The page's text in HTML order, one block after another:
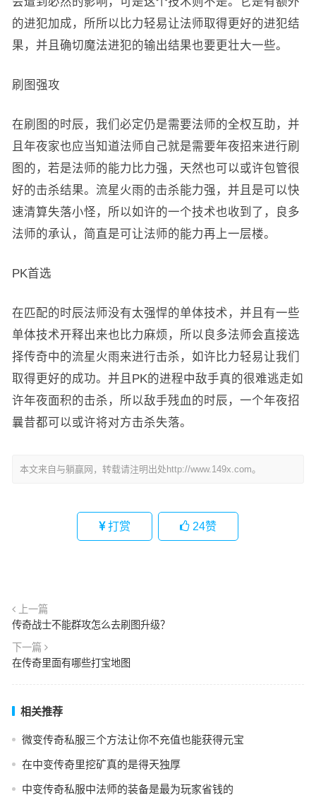
的进犯加成，所所以比力轻易让法师取得更好的进犯结
果，并且确切魔法进犯的输出结果也要更壮大一些。
刷图强攻
在刷图的时辰，我们必定仍是需要法师的全权互助，并
且年夜家也应当知道法师自己就是需要年夜招来进行刷
图的，若是法师的能力比力强，天然也可以或许包管很
好的击杀结果。流星火雨的击杀能力强，并且是可以快
速清算失落小怪，所以如许的一个技术也收到了，良多
法师的承认，简直是可让法师的能力再上一层楼。
PK首选
在匹配的时辰法师没有太强悍的单体技术，并且有一些
单体技术开释出来也比力麻烦，所以良多法师会直接选
择传奇中的流星火雨来进行击杀，如许比力轻易让我们
取得更好的成功。并且PK的进程中敌手真的很难逃走如
许年夜面积的击杀，所以敌手残血的时辰，一个年夜招
曩昔都可以或许将对方击杀失落。
本文来自与躺赢网，转载请注明出处http://www.149x.com。
打赏 24赞
上一篇
传奇战士不能群攻怎么去刷图升级？
下一篇
在传奇里面有哪些打宝地图
相关推荐
微变传奇私服三个方法让你不充值也能获得元宝
在中变传奇里挖矿真的是得天独厚
中变传奇私服中法师的装备是最为玩家省钱的